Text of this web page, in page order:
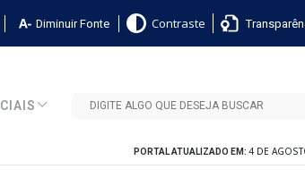
Diminuir Fonte Contraste
PORTAL ATUALIZADO EM: 4 DE